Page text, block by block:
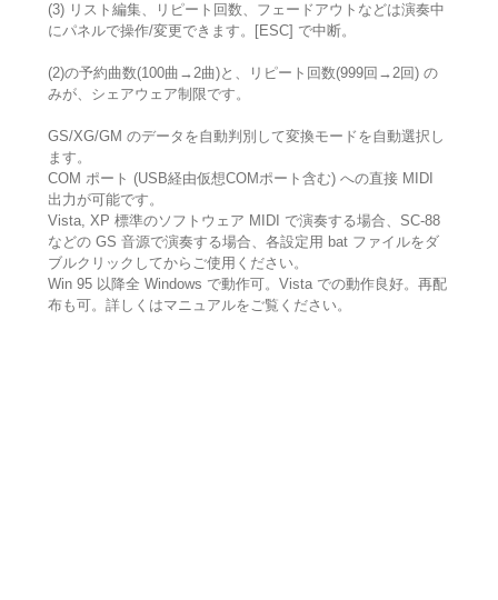
(3) リスト編集、リピート回数、フェードアウトなどは演奏中
にパネルで操作/変更できます。[ESC] で中断。
(2)の予約曲数(100曲→2曲)と、リピート回数(999回→2回) の
みが、シェアウェア制限です。
GS/XG/GM のデータを自動判別して変換モードを自動選択し
ます。
COM ポート (USB経由仮想COMポート含む) への直接 MIDI
出力が可能です。
Vista, XP 標準のソフトウェア MIDI で演奏する場合、SC-88
などの GS 音源で演奏する場合、各設定用 bat ファイルをダ
ブルクリックしてからご使用ください。
Win 95 以降全 Windows で動作可。Vista での動作良好。再配
布も可。詳しくはマニュアルをご覧ください。